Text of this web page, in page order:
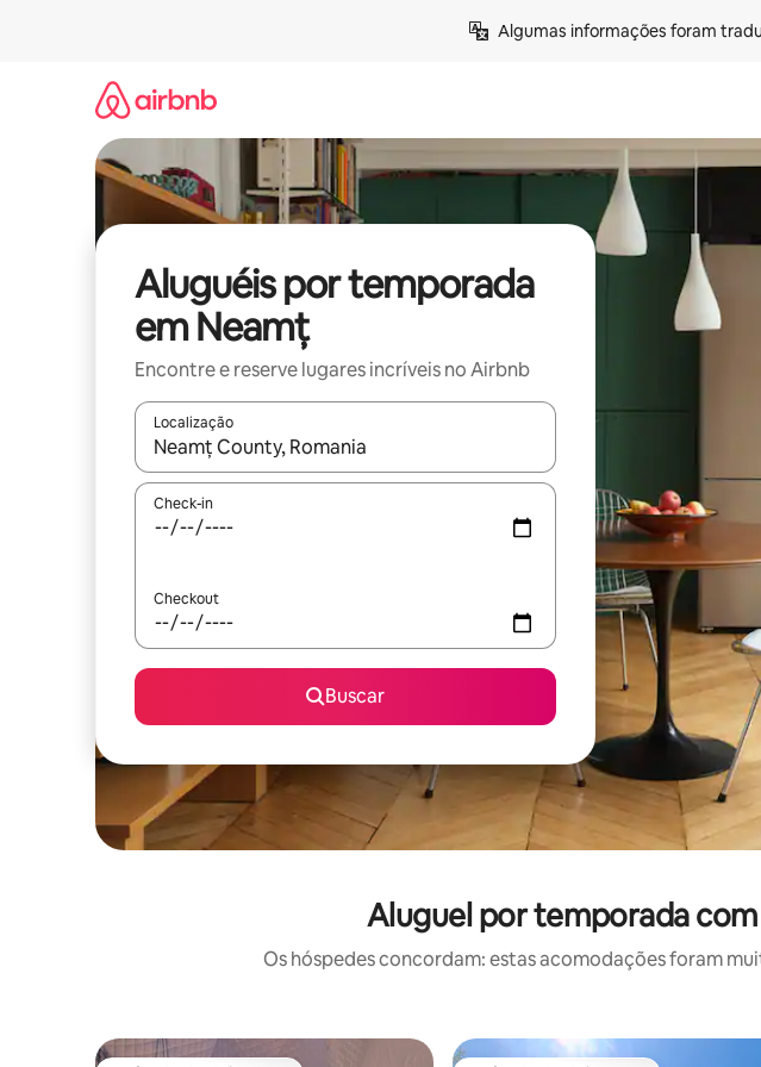
Algumas informações foram
Aluguéis por temporada
em Neamț
Encontre e reserve lugares incríveis no Airbnb
Localização
Quando os resultados estiverem disponíveis, explore-os usando as seta para
Check-in
Checkout
Buscar
Aluguel por temporada
Os hóspedes concordam: estas acomodações foram